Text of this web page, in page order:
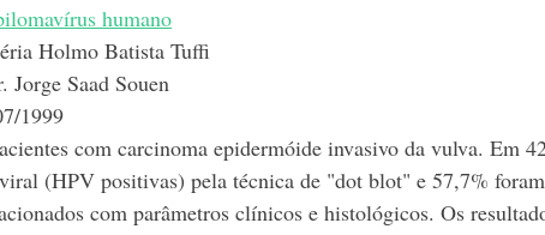
humano
Holmo Batista Tuffi
Saad Souen
1999
com carcinoma epidermóide invasivo da vulva. Em
(HPV positivas) pela técnica de "dot blot" e 57,7%
com parâmetros clínicos e histológicos. Os